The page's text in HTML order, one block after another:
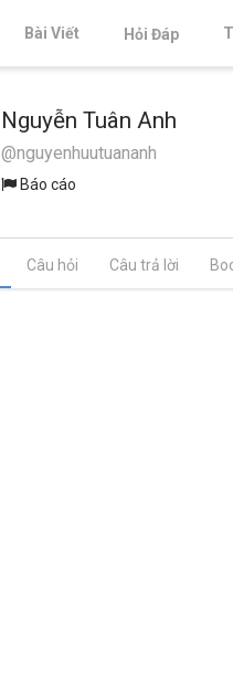
Bài Viết Hỏi Đáp
Nguyễn Tuân Anh
@nguyenhuutuananh
Báo cáo
Câu hỏi Câu trả lời